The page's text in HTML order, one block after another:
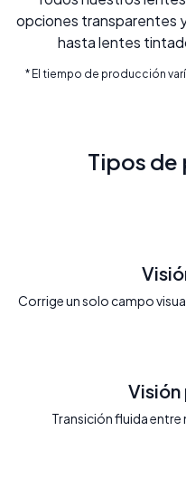
opciones transparentes
hasta lentes
* El tiempo de producción
Tipos
Corrige un solo campo
Visión
Transición fluida entre